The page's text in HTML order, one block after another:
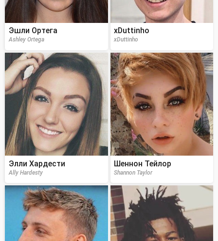
Эшли Ортега
Ashley Ortega
xDuttinho
xDuttinho
Элли Хардести
Ally Hardesty
Шеннон Тейлор
Shannon Taylor